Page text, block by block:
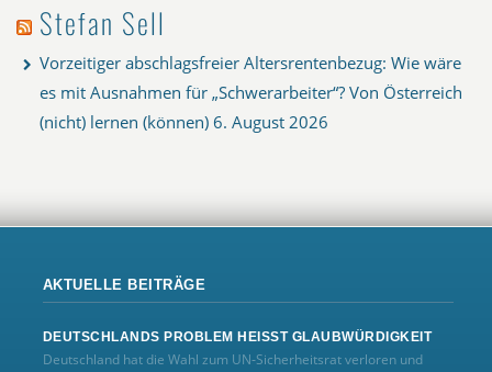
Stefan Sell
Vorzeitiger abschlagsfreier Altersrentenbezug: Wie wäre
es mit Ausnahmen für „Schwerarbeiter“? Von Österreich
(nicht) lernen (können) 6. August 2026
AKTUELLE BEITRÄGE
DEUTSCHLANDS PROBLEM HEISST GLAUBWÜRDIGKEIT
Deutschland hat die Wahl zum UN‑Sicherheitsrat verloren und